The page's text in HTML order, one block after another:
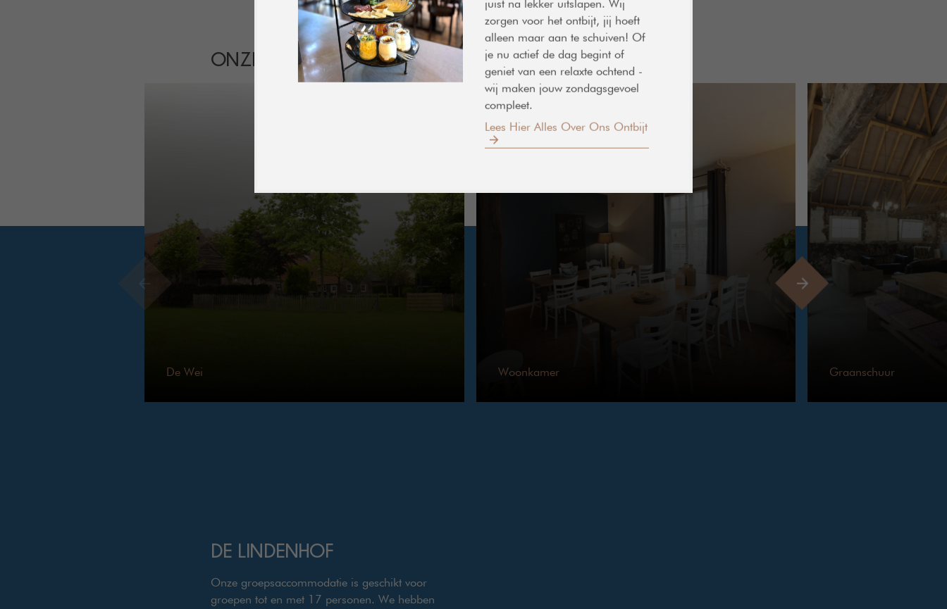
OVERNACHTEN
Werken bij het Trefpunt
Dorpstraat 16
5862 AE, Geijsteren
trefpunt@geijsteren.nl
ONZE RUIMTES IN DE LINDENHOF:
De Wei Woonkamer Graanschuur
DE LINDENHOF
Onze groepsaccommodatie is geschikt voor
groepen tot en met 17 personen. We hebben
juist na lekker uitslapen. Wij
zorgen voor het ontbijt, jij hoeft
alleen maar aan te schuiven! Of
je nu actief de dag begint of
geniet van een relaxte ochtend -
wij maken jouw zondagsgevoel
compleet.
Lees Hier Alles Over Ons Ontbijt